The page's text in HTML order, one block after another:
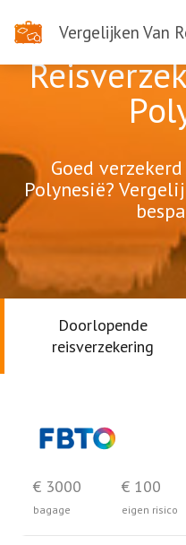
Vergelijken Van
Goed
Polynesië?
Doorlopende
reisverzekering
€ 3000
bagage
€ 100
eigen risico